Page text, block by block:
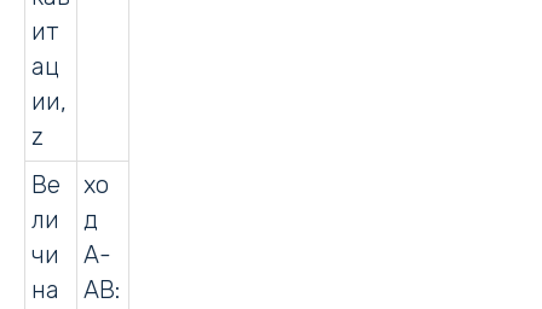
ит
ац
ии,
z
Ве
ли
чи
на
хо
д
А-
АВ: